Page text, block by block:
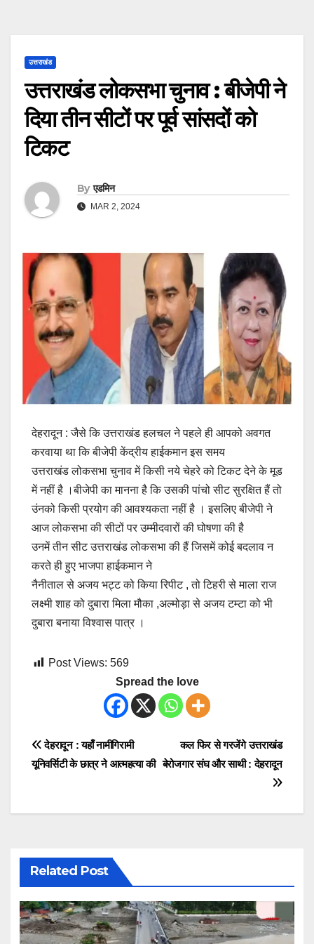
उत्तराखंड
उत्तराखंड लोकसभा चुनाव : बीजेपी ने
दिया तीन सीटों पर पूर्व सांसदों को
टिकट
By एडमिन
MAR 2, 2024
देहरादून : जैसे कि उत्तराखंड हलचल ने पहले ही आपको अवगत
करवाया था कि बीजेपी केंद्रीय हाईकमान इस समय
उत्तराखंड लोकसभा चुनाव में किसी नये चेहरे को टिकट देने के मूड
में नहीं है ।बीजेपी का मानना है कि उसकी पांचो सीट सुरक्षित हैं तो
उंनको किसी प्रयोग की आवश्यकता नहीं है । इसलिए बीजेपी ने
आज लोकसभा की सीटों पर उम्मीदवारों की घोषणा की है
उनमें तीन सीट उत्तराखंड लोकसभा की हैं जिसमें कोई बदलाव न
करते ही हुए भाजपा हाईकमान ने
नैनीताल से अजय भट्ट को किया रिपीट , तो टिहरी से माला राज
लक्ष्मी शाह को दुबारा मिला मौका ,अल्मोड़ा से अजय टम्टा को भी
दुबारा बनाया विश्वास पात्र ।
Post Views: 569
Spread the love
Post
navigation
कल फिर से गरजेंगे उत्तराखंड
बेरोजगार संघ और साथी : देहरादून
देहरादून : यहाँ नामीगिरामी
यूनिवर्सिटी के छात्र ने आत्महत्या की
Related Post